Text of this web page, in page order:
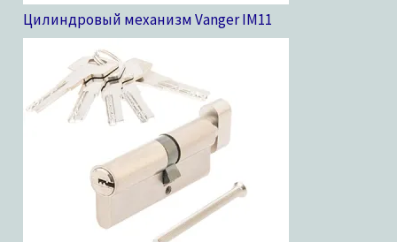
Цилиндровый механизм Vanger IM11